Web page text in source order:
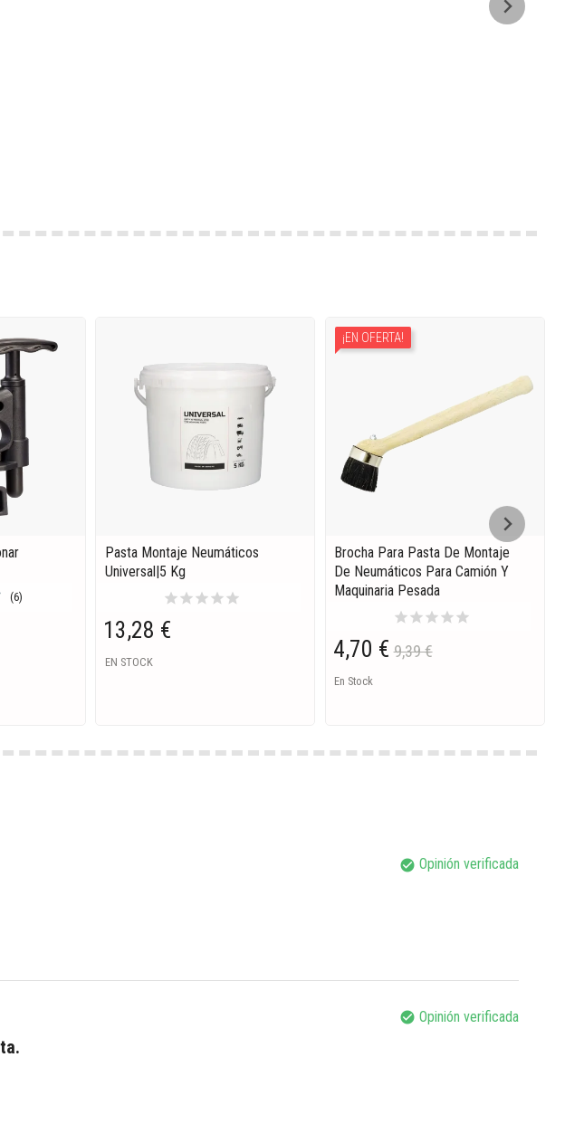
(6)
Pasta Montaje Neumáticos
Universal|5 Kg
starstarstarstarstar
13,28 €
EN STOCK
Brocha Para Pasta De Montaje
De Neumáticos Para Camión Y
Maquinaria Pesada
starstarstarstarstar
4,70 € 9,39 €
En Stock
¡EN OFERTA!
check_circle Opinión verificada
check_circle Opinión verificada